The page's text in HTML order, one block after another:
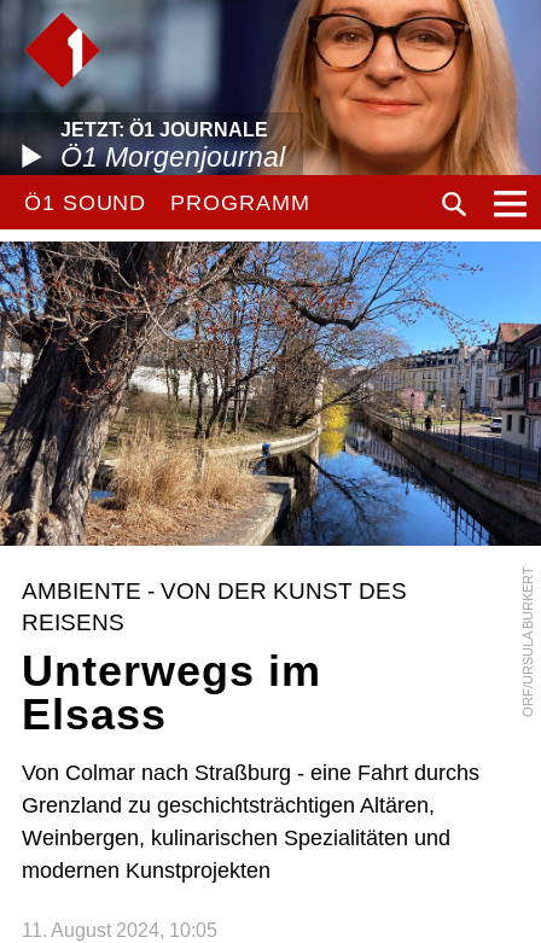
JETZT: Ö1 JOURNALE
Ö1 Morgenjournal
Ö1 SOUND PROGRAMM
ORF/URSULA BURKERT
AMBIENTE - VON DER KUNST DES
REISENS
Unterwegs im
Elsass
Von Colmar nach Straßburg - eine Fahrt durchs
Grenzland zu geschichtsträchtigen Altären,
Weinbergen, kulinarischen Spezialitäten und
modernen Kunstprojekten
11. August 2024, 10:05